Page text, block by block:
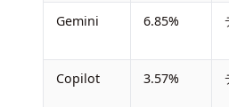
Gemini 6.85%
Copilot 3.57%